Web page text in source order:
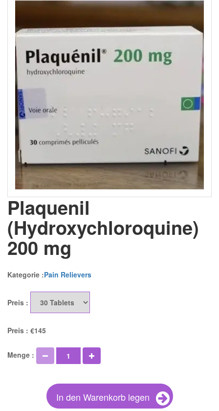
Plaquenil
(Hydroxychloroquine)
200 mg
Kategorie :Pain Relievers
Preis :
Preis : €145
Menge :
In den Warenkorb legen